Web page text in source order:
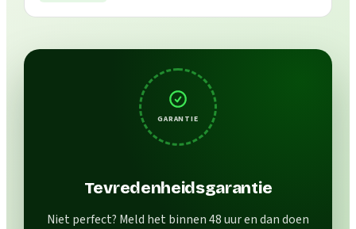
GARANTIE
Tevredenheidsgarantie
Niet perfect? Meld het binnen 48 uur en dan doen